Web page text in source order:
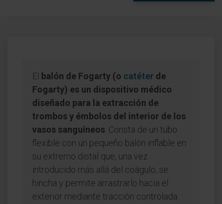
El balón de Fogarty (o catéter de
Fogarty) es un dispositivo médico
diseñado para la extracción de
trombos y émbolos del interior de los
vasos sanguíneos . Consta de un tubo
flexible con un pequeño balón inflable en
su extremo distal que, una vez
introducido más allá del coágulo, se
hincha y permite arrastrarlo hacia el
exterior mediante tracción controlada.